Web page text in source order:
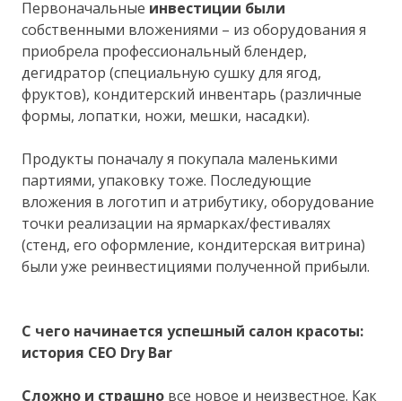
Первоначальные инвестиции были
собственными вложениями – из оборудования я
приобрела профессиональный блендер,
дегидратор (специальную сушку для ягод,
фруктов), кондитерский инвентарь (различные
формы, лопатки, ножи, мешки, насадки).
Продукты поначалу я покупала маленькими
партиями, упаковку тоже. Последующие
вложения в логотип и атрибутику, оборудование
точки реализации на ярмарках/фестивалях
(стенд, его оформление, кондитерская витрина)
были уже реинвестициями полученной прибыли.
С чего начинается успешный салон красоты:
история СЕО Dry Bar
Сложно и страшно все новое и неизвестное. Как